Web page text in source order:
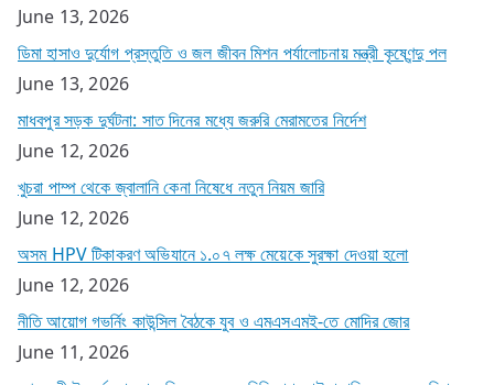
June 13, 2026
ডিমা হাসাও দুর্যোগ প্রস্তুতি ও জল জীবন মিশন পর্যালোচনায় মন্ত্রী কৃষ্ণেন্দু পল
June 13, 2026
মাধবপুর সড়ক দুর্ঘটনা: সাত দিনের মধ্যে জরুরি মেরামতের নির্দেশ
June 12, 2026
খুচরা পাম্প থেকে জ্বালানি কেনা নিষেধে নতুন নিয়ম জারি
June 12, 2026
অসম HPV টিকাকরণ অভিযানে ১.০৭ লক্ষ মেয়েকে সুরক্ষা দেওয়া হলো
June 12, 2026
নীতি আয়োগ গভর্নিং কাউন্সিল বৈঠকে যুব ও এমএসএমই-তে মোদির জোর
June 11, 2026